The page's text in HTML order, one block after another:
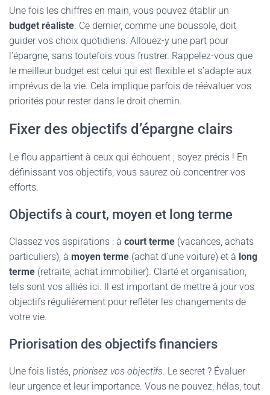
Une fois les chiffres en main, vous pouvez établir un
budget réaliste. Ce dernier, comme une boussole, doit
guider vos choix quotidiens. Allouez-y une part pour
l’épargne, sans toutefois vous frustrer. Rappelez-vous que
le meilleur budget est celui qui est flexible et s’adapte aux
imprévus de la vie. Cela implique parfois de réévaluer vos
priorités pour rester dans le droit chemin.
Fixer des objectifs d’épargne clairs
Le flou appartient à ceux qui échouent ; soyez précis ! En
définissant vos objectifs, vous saurez où concentrer vos
efforts.
Objectifs à court, moyen et long terme
Classez vos aspirations : à court terme (vacances, achats
particuliers), à moyen terme (achat d’une voiture) et à long
terme (retraite, achat immobilier). Clarté et organisation,
tels sont vos alliés ici. Il est important de mettre à jour vos
objectifs régulièrement pour refléter les changements de
votre vie.
Priorisation des objectifs financiers
Une fois listés, priorisez vos objectifs. Le secret ? Évaluer
leur urgence et leur importance. Vous ne pouvez, hélas, tout